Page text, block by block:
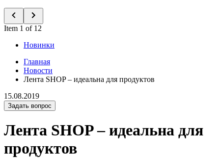
Item 1 of 12
Новинки
Главная
Новости
Лента SHOP – идеальна для продуктов
15.08.2019
Задать вопрос
Лента SHOP – идеальна для
продуктов